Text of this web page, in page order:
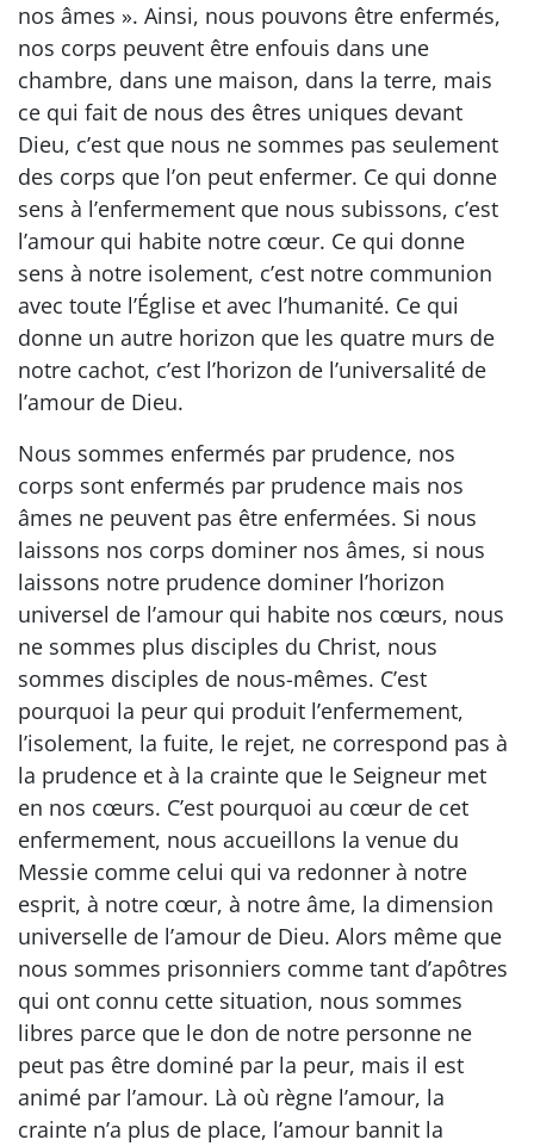
nos âmes ». Ainsi, nous pouvons être enfermés,
nos corps peuvent être enfouis dans une
chambre, dans une maison, dans la terre, mais
ce qui fait de nous des êtres uniques devant
Dieu, c’est que nous ne sommes pas seulement
des corps que l’on peut enfermer. Ce qui donne
sens à l’enfermement que nous subissons, c’est
l’amour qui habite notre cœur. Ce qui donne
sens à notre isolement, c’est notre communion
avec toute l’Église et avec l’humanité. Ce qui
donne un autre horizon que les quatre murs de
notre cachot, c’est l’horizon de l’universalité de
l’amour de Dieu.
Nous sommes enfermés par prudence, nos
corps sont enfermés par prudence mais nos
âmes ne peuvent pas être enfermées. Si nous
laissons nos corps dominer nos âmes, si nous
laissons notre prudence dominer l’horizon
universel de l’amour qui habite nos cœurs, nous
ne sommes plus disciples du Christ, nous
sommes disciples de nous-mêmes. C’est
pourquoi la peur qui produit l’enfermement,
l’isolement, la fuite, le rejet, ne correspond pas à
la prudence et à la crainte que le Seigneur met
en nos cœurs. C’est pourquoi au cœur de cet
enfermement, nous accueillons la venue du
Messie comme celui qui va redonner à notre
esprit, à notre cœur, à notre âme, la dimension
universelle de l’amour de Dieu. Alors même que
nous sommes prisonniers comme tant d’apôtres
qui ont connu cette situation, nous sommes
libres parce que le don de notre personne ne
peut pas être dominé par la peur, mais il est
animé par l’amour. Là où règne l’amour, la
crainte n’a plus de place, l’amour bannit la